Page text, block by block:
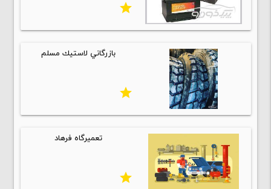
star
بازرگاني لاستيك مسلم
star
تعمیرگاه فرهاد
star